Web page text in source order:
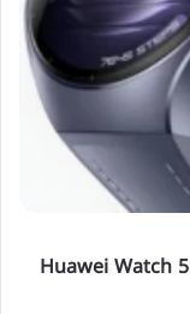
ساعة هواوي 5: سعر ومواصفات Huawei Watch 5